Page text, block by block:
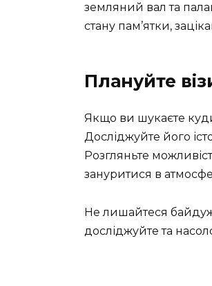
земляний вал та
стану пам’ятки,
Плануйте
Якщо ви шукаєте куди
Досліджуйте його
Розгляньте
зануритися в
Не лишайтеся
досліджуйте та